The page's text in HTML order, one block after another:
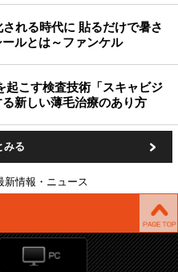
れる時代に 貼るだけで暑さ
ルとは～ファンケル
こす検査技術「スキャビジ
新しい薄毛治療のあり方
みる
新情報・ニュース